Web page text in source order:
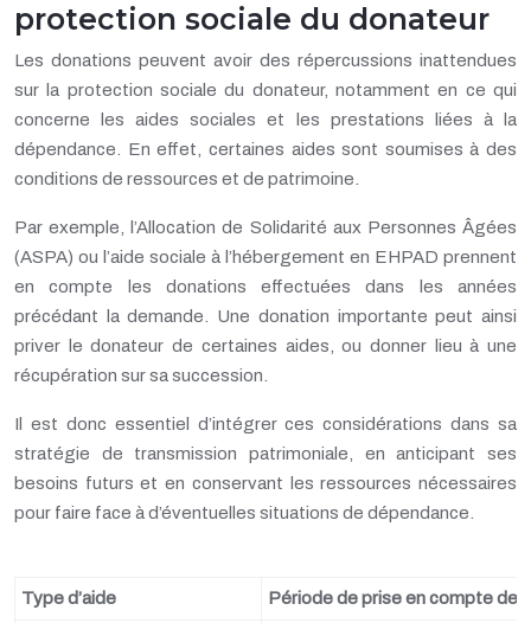
protection sociale du donateur
Les donations peuvent avoir des répercussions inattendues
sur la protection sociale du donateur, notamment en ce qui
concerne les aides sociales et les prestations liées à la
dépendance. En effet, certaines aides sont soumises à des
conditions de ressources et de patrimoine.
Par exemple, l’Allocation de Solidarité aux Personnes Âgées
(ASPA) ou l’aide sociale à l’hébergement en EHPAD prennent
en compte les donations effectuées dans les années
précédant la demande. Une donation importante peut ainsi
priver le donateur de certaines aides, ou donner lieu à une
récupération sur sa succession.
Il est donc essentiel d’intégrer ces considérations dans sa
stratégie de transmission patrimoniale, en anticipant ses
besoins futurs et en conservant les ressources nécessaires
pour faire face à d’éventuelles situations de dépendance.
Type d’aide Période de prise en compte